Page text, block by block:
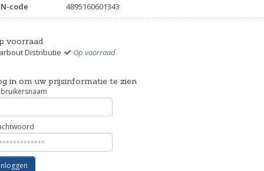
code
4895160601343
voorraad
Distributie
Op voorraad
in om uw prijsinformatie te zien